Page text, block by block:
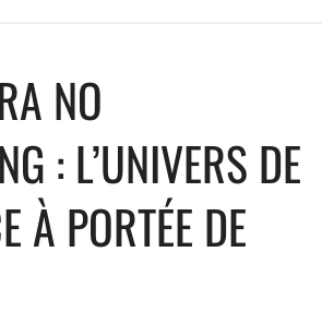
NO
: L’UNIVERS DE
À PORTÉE DE